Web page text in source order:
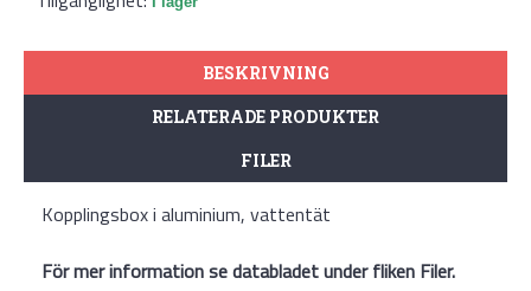
BESKRIVNING
RELATERADE PRODUKTER
FILER
Kopplingsbox i aluminium, vattentät
För mer information se databladet under fliken Filer.